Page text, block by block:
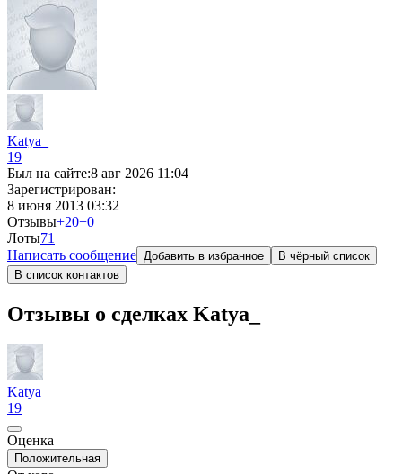
Katya_
19
Был на сайте:8 авг 2026 11:04
Зарегистрирован:
8 июня 2013 03:32
Отзывы+20−0
Лоты71
Написать сообщение Добавить в избранное
В чёрный список
В список контактов
Отзывы о сделках Katya_
Katya_
19
Оценка
Положительная